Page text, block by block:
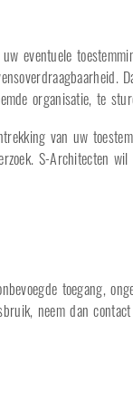
eventuele
organisatie, te
van uw
S-Architecten
toegang,
neem dan